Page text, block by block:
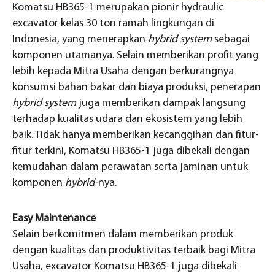
Komatsu HB365-1 merupakan pionir hydraulic
excavator kelas 30 ton ramah lingkungan di
Indonesia, yang menerapkan hybrid system sebagai
komponen utamanya. Selain memberikan profit yang
lebih kepada Mitra Usaha dengan berkurangnya
konsumsi bahan bakar dan biaya produksi, penerapan
hybrid systemjuga memberikan dampak langsung
terhadap kualitas udara dan ekosistem yang lebih
baik. Tidak hanya memberikan kecanggihan dan fitur-
fitur terkini, Komatsu HB365-1 juga dibekali dengan
kemudahan dalam perawatan serta jaminan untuk
komponen hybrid-nya.
Easy Maintenance
Selain berkomitmen dalam memberikan produk
dengan kualitas dan produktivitas terbaik bagi Mitra
Usaha, excavator Komatsu HB365-1 juga dibekali